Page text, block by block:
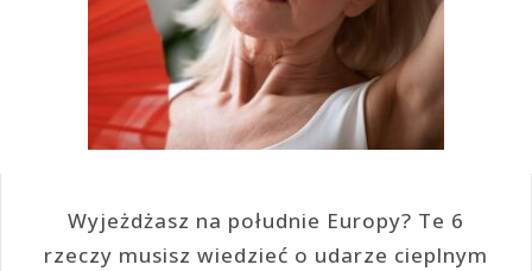
Wyjeżdżasz na południe Europy? Te 6
rzeczy musisz wiedzieć o udarze cieplnym